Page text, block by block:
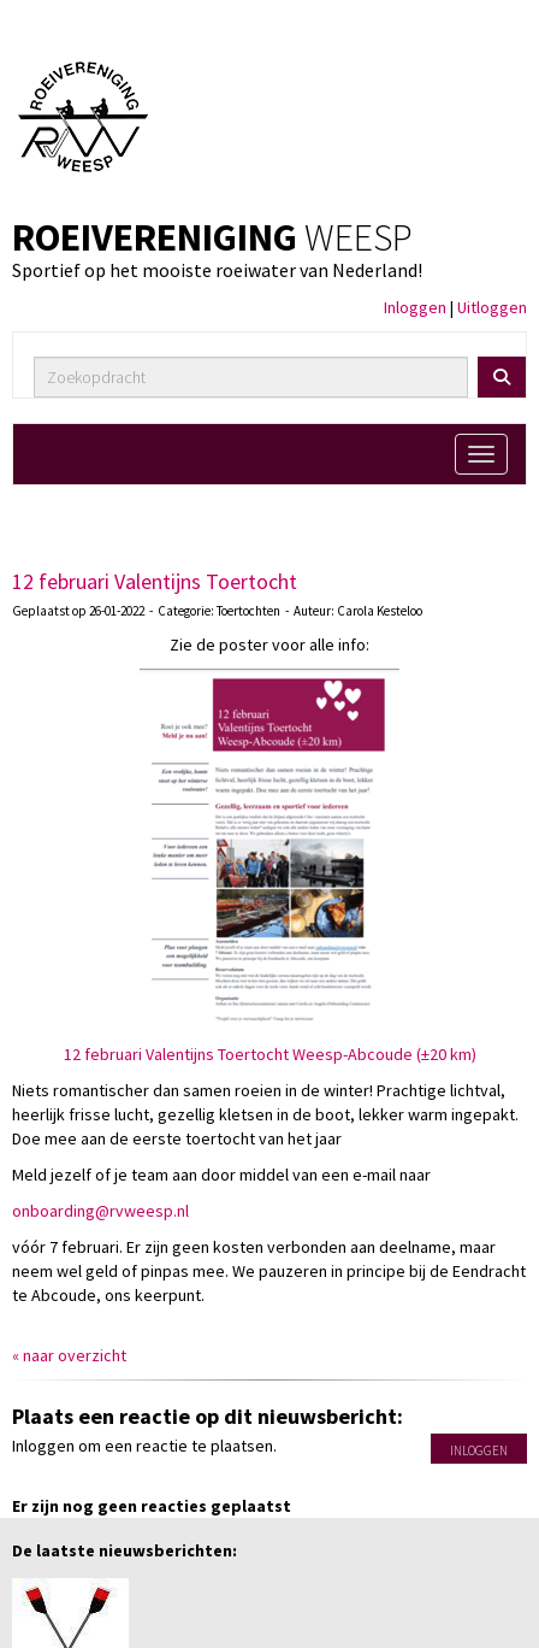
ROEIVERENIGING WEESP
Sportief op het mooiste roeiwater van Nederland!
Inloggen | Uitloggen
Toggle
12 februari Valentijns Toertocht
Geplaatst op 26-01-2022 - Categorie: Toertochten - Auteur: Carola Kesteloo
Zie de poster voor alle info:
12 februari Valentijns Toertocht Weesp-Abcoude (±20 km)
Niets romantischer dan samen roeien in de winter! Prachtige lichtval,
heerlijk frisse lucht, gezellig kletsen in de boot, lekker warm ingepakt.
Doe mee aan de eerste toertocht van het jaar
Meld jezelf of je team aan door middel van een e-mail naar
gnidraobno@rvweesp.nl
vóór 7 februari. Er zijn geen kosten verbonden aan deelname, maar
neem wel geld of pinpas mee. We pauzeren in principe bij de Eendracht
te Abcoude, ons keerpunt.
« naar overzicht
Plaats een reactie op dit nieuwsbericht:
Inloggen om een reactie te plaatsen. INLOGGEN
Er zijn nog geen reacties geplaatst
De laatste nieuwsberichten: